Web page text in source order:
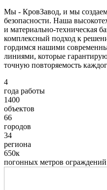
Мы - КровЗавод, и мы
безопасности. Наша
и материально-техническая
комплексный подход к
гордимся нашими
линиями, которые
точную повторяемость
4
года работы
1400
объектов
66
городов
34
региона
650к
погонных метров ограждений